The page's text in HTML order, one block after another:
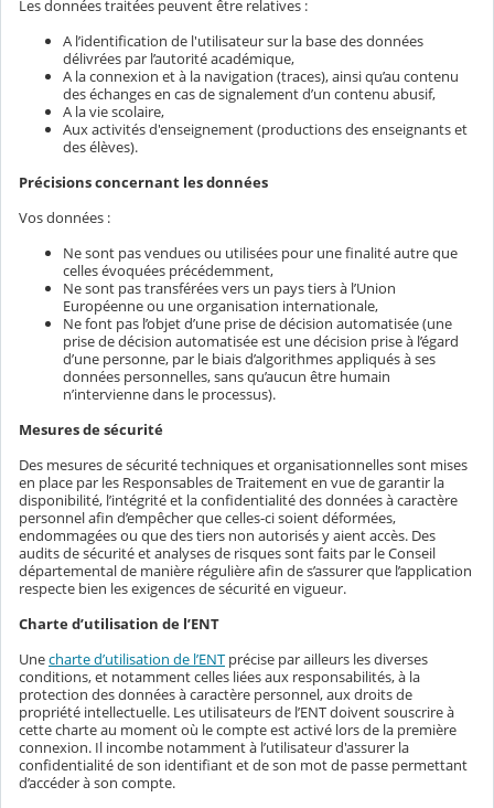
Les données traitées peuvent être relatives :
A l’identification de l'utilisateur sur la base des données
délivrées par l’autorité académique,
A la connexion et à la navigation (traces), ainsi qu’au contenu
des échanges en cas de signalement d’un contenu abusif,
A la vie scolaire,
Aux activités d'enseignement (productions des enseignants et
des élèves).
Précisions concernant les données
Vos données :
Ne sont pas vendues ou utilisées pour une finalité autre que
celles évoquées précédemment,
Ne sont pas transférées vers un pays tiers à l’Union
Européenne ou une organisation internationale,
Ne font pas l’objet d’une prise de décision automatisée (une
prise de décision automatisée est une décision prise à l’égard
d’une personne, par le biais d’algorithmes appliqués à ses
données personnelles, sans qu’aucun être humain
n’intervienne dans le processus).
Mesures de sécurité
Des mesures de sécurité techniques et organisationnelles sont mises
en place par les Responsables de Traitement en vue de garantir la
disponibilité, l’intégrité et la confidentialité des données à caractère
personnel afin d’empêcher que celles-ci soient déformées,
endommagées ou que des tiers non autorisés y aient accès. Des
audits de sécurité et analyses de risques sont faits par le Conseil
départemental de manière régulière afin de s’assurer que l’application
respecte bien les exigences de sécurité en vigueur.
Charte d’utilisation de l’ENT
Unecharte d’utilisation de l’ENT précise par ailleurs les diverses
conditions, et notamment celles liées aux responsabilités, à la
protection des données à caractère personnel, aux droits de
propriété intellectuelle. Les utilisateurs de l’ENT doivent souscrire à
cette charte au moment où le compte est activé lors de la première
connexion. Il incombe notamment à l’utilisateur d'assurer la
confidentialité de son identifiant et de son mot de passe permettant
d’accéder à son compte.